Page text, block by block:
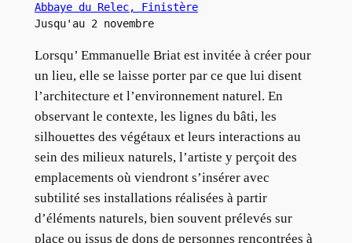
Abbaye du Relec, Finistère
Jusqu'au 2 novembre
Lorsqu’ Emmanuelle Briat est invitée à créer pour
un lieu, elle se laisse porter par ce que lui disent
l’architecture et l’environnement naturel. En
observant le contexte, les lignes du bâti, les
silhouettes des végétaux et leurs interactions au
sein des milieux naturels, l’artiste y perçoit des
emplacements où viendront s’insérer avec
subtilité ses installations réalisées à partir
d’éléments naturels, bien souvent prélevés sur
place ou issus de dons de personnes rencontrées à